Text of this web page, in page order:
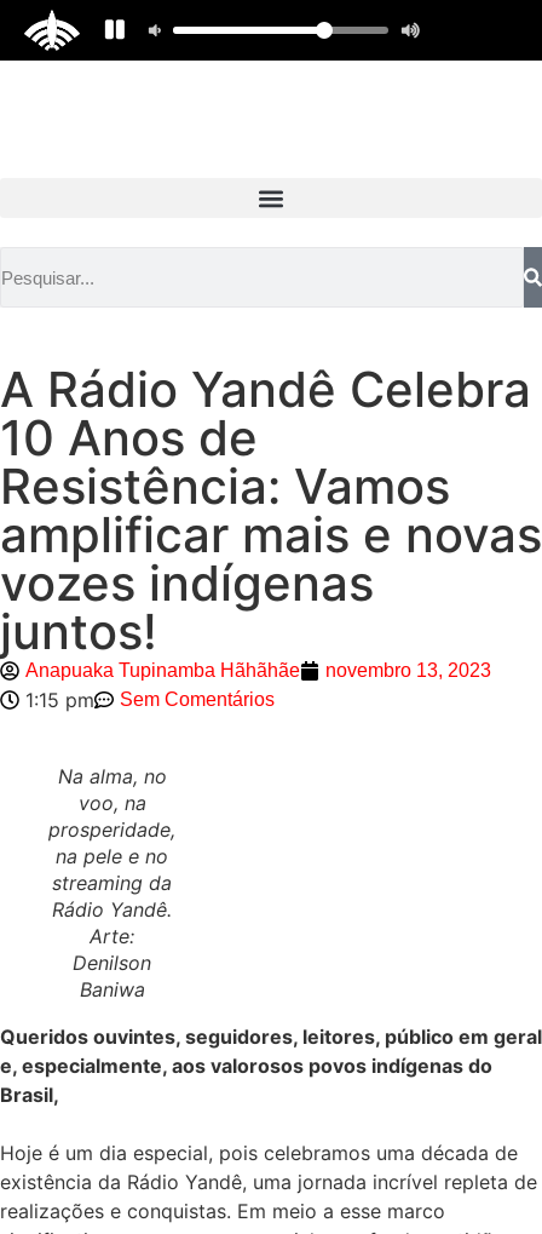
A Rádio Yandê Celebra
10 Anos de
Resistência: Vamos
amplificar mais e novas
vozes indígenas
juntos!
Anapuaka Tupinamba Hãhãhãe novembro 13, 2023
1:15 pm Sem Comentários
Na alma, no
voo, na
prosperidade,
na pele e no
streaming da
Rádio Yandê.
Arte:
Denilson
Baniwa
Queridos ouvintes, seguidores, leitores, público em geral
e, especialmente, aos valorosos povos indígenas do
Brasil,
Hoje é um dia especial, pois celebramos uma década de
existência da Rádio Yandê, uma jornada incrível repleta de
realizações e conquistas. Em meio a esse marco